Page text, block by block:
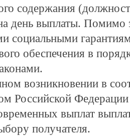
содержания
день выплаты. Помимо
социальными
обеспечения в
возникновении в
Российской
выплат
получателя.